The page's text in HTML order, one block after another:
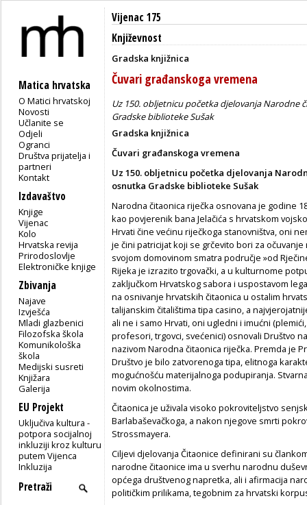
Matica hrvatska
O Matici hrvatskoj
Novosti
Učlanite se
Odjeli
Ogranci
Društva prijatelja i
partneri
Kontakt
Izdavaštvo
Knjige
Vijenac
Kolo
Hrvatska revija
Prirodoslovlje
Elektroničke knjige
Zbivanja
Najave
Izvješća
Mladi glazbenici
Filozofska škola
Komunikološka
škola
Medijski susreti
Knjižara
Galerija
EU Projekt
Uključiva kultura -
potpora socijalnoj
inkluziji kroz kulturu
putem Vijenca
Inkluzija
Vijenac 175
Književnost
Gradska knjižnica
Čuvari građanskoga vremena
Uz 150. obljetnicu početka djelovanja Narodne
Gradske biblioteke Sušak
Gradska knjižnica
Čuvari građanskoga vremena
Uz 150. obljetnicu početka djelovanja
osnutka Gradske biblioteke Sušak
Narodna čitaonica riječka osnovana je godine
kao povjerenik bana Jelačića s hrvatskom
Hrvati čine većinu riječkoga stanovništva, oni
je čini patricijat koji se grčevito bori za
svojom domovinom smatra područje »od
Rijeka je izrazito trgovački, a u kulturnome
zaključkom Hrvatskog sabora i uspostavom
na osnivanje hrvatskih čitaonica u ostalim
talijanskim čitalištima tipa casino, a
ali ne i samo Hrvati, oni ugledni i imućni
profesori, trgovci, svećenici) osnovali Društvo
nazivom Narodna čitaonica riječka. Premda je
Društvo je bilo zatvorenoga tipa, elitnoga
mogućnošću materijalnoga podupiranja.
novim okolnostima.
Čitaonica je uživala visoko pokroviteljstvo
Barlabaševačkoga, a nakon njegove smrti
Strossmayera.
Ciljevi djelovanja Čitaonice definirani su
narodne čitaonice ima u sverhu narodnu
općega društvenog napretka, ali i afirmacija
političkim prilikama, tegobnim za hrvatski